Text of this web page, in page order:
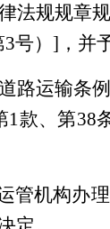
法规规章
号）]，并
路运输条
款、第38
管机构办